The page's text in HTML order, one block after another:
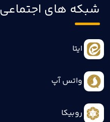
شبکه های اجتماعی
ایتا
واتس آپ
روبیکا